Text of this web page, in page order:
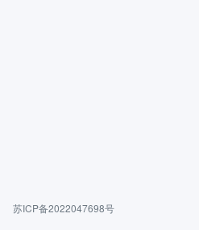
苏ICP备2022047698号